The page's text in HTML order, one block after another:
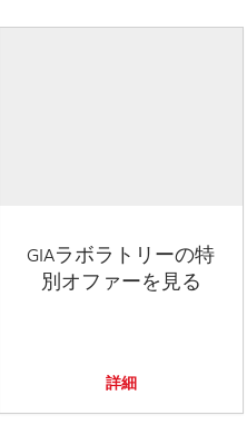
GIAラボラトリーの特
別オファーを見る
詳細